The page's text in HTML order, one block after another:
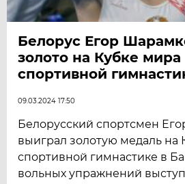
Белорус Егор
золото на Кубке мира
спортивной
09.03.2024 17:50
Белорусский спортсмен
выиграл золотую медаль на
спортивной гимнастике в
вольных упражнений